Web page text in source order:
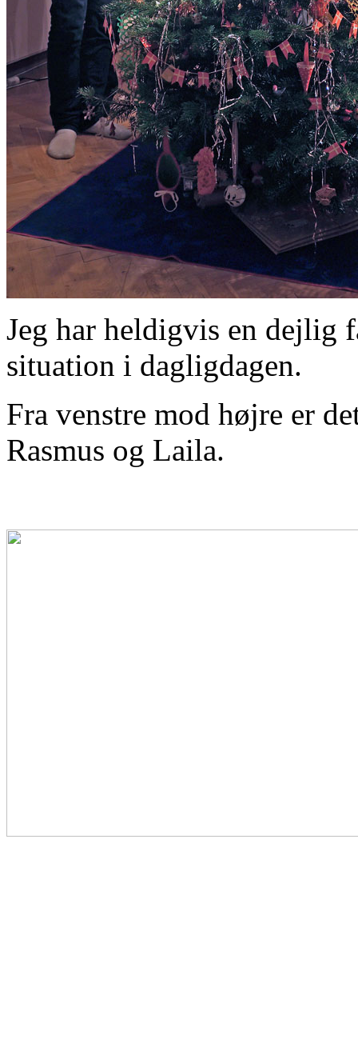
Jeg har heldigvis en dejlig
situation i dagligdagen.
Fra venstre mod højre er
Rasmus og Laila.